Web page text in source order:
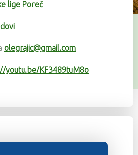
lige Poreč
olegrajic@gmail.com
youtu.be/KF3489tuM8o